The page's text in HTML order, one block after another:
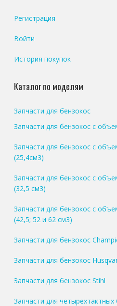
Регистрация
Войти
История покупок
Каталог по моделям
Запчасти для бензокос
Запчасти для бензокос с
Запчасти для бензокос с
(25,4см3)
Запчасти для бензокос с
(32,5 см3)
Запчасти для бензокос с
(42,5; 52 и 62 см3)
Запчасти для бензокос
Запчасти для бензокос
Запчасти для бензокос Stihl
Запчасти для четырехтактных